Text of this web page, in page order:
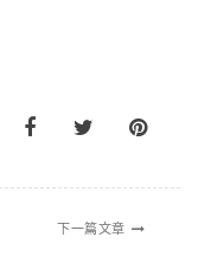
下一篇文章